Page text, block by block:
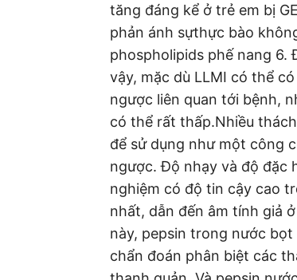
tăng đáng kể ở trẻ em bị
phản ánh sựthực bào
phospholipids phế nang 6.
vậy, mặc dù LLMI có thể
ngược liên quan tới bệnh,
có thể rất thấp.Nhiều
để sử dụng như một công
ngược. Độ nhạy và độ đặc
nghiệm có độ tin cậy cao
nhất, dẫn đến âm tính giả
này, pepsin trong nước
chẩn đoán phân biệt các